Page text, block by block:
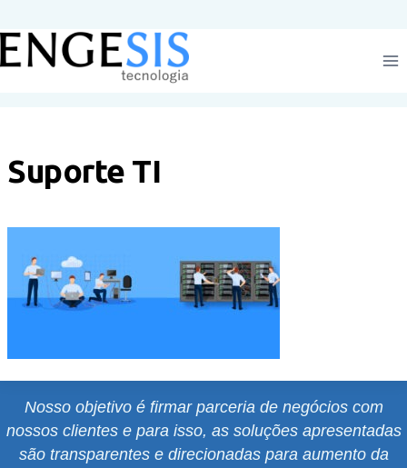
Pular
para
Suporte TI
Nosso objetivo é firmar parceria de negócios com
nossos clientes e para isso, as soluções apresentadas
são transparentes e direcionadas para aumento da